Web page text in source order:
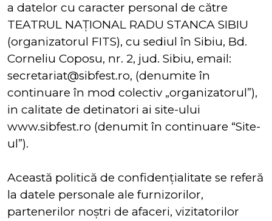
a datelor cu caracter personal de către
TEATRUL NAȚIONAL RADU STANCA SIBIU
(organizatorul FITS), cu sediul în Sibiu, Bd.
Corneliu Coposu, nr. 2, jud. Sibiu, email:
secretariat@sibfest.ro, (denumite în
continuare în mod colectiv „organizatorul”),
in calitate de detinatori ai site-ului
www.sibfest.ro (denumit în continuare “Site-
ul”).
Această politică de confidențialitate se referă
la datele personale ale furnizorilor,
partenerilor noștri de afaceri, vizitatorilor